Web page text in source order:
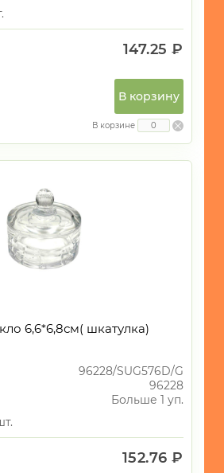
147.25 ₽
В корзину
В корзине
6,6*6,8см( шкатулка)
96228/SUG576D/G
96228
Больше 1 уп.
152.76 ₽